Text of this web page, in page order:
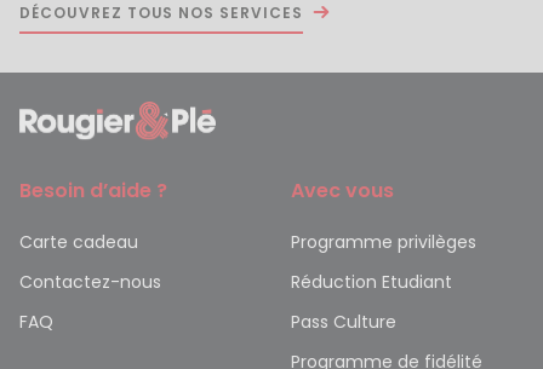
DÉCOUVREZ TOUS NOS SERVICES
Besoin d’aide ?
Carte cadeau
Contactez-nous
FAQ
Avec vous
Programme privilèges
Réduction Etudiant
Pass Culture
Programme de fidélité